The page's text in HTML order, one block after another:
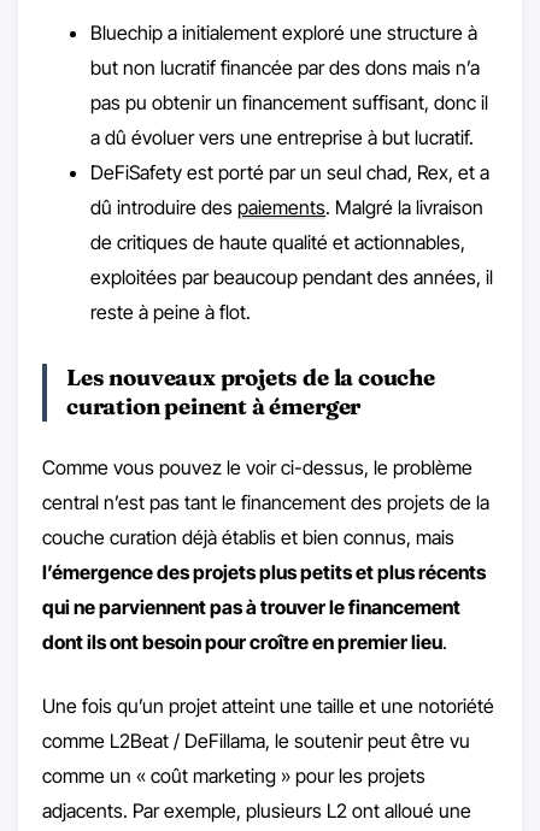
Bluechip a initialement exploré une structure à
but non lucratif financée par des dons mais n’a
pas pu obtenir un financement suffisant, donc il
a dû évoluer vers une entreprise à but lucratif.
DeFiSafety est porté par un seul chad, Rex, et a
dû introduire des paiements. Malgré la livraison
de critiques de haute qualité et actionnables,
exploitées par beaucoup pendant des années, il
reste à peine à flot.
Les nouveaux projets de la couche
curation peinent à émerger
Comme vous pouvez le voir ci-dessus, le problème
central n’est pas tant le financement des projets de la
couche curation déjà établis et bien connus, mais
l’émergence des projets plus petits et plus récents
qui ne parviennent pas à trouver le financement
dont ils ont besoin pour croître en premier lieu.
Une fois qu’un projet atteint une taille et une notoriété
comme L2Beat / DeFillama, le soutenir peut être vu
comme un « coût marketing » pour les projets
adjacents. Par exemple, plusieurs L2 ont alloué une